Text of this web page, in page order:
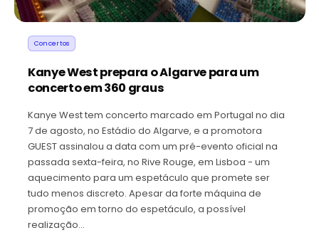
Concertos
Kanye West prepara o Algarve para um
concerto em 360 graus
Kanye West tem concerto marcado em Portugal no dia
7 de agosto, no Estádio do Algarve, e a promotora
GUEST assinalou a data com um pré-evento oficial na
passada sexta-feira, no Rive Rouge, em Lisboa - um
aquecimento para um espetáculo que promete ser
tudo menos discreto. Apesar da forte máquina de
promoção em torno do espetáculo, a possível
realização…